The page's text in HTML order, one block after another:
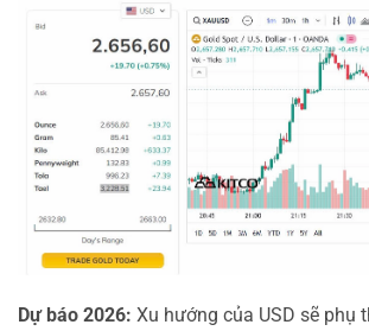
Dự báo 2026: Xu hướng của USD sẽ phụ